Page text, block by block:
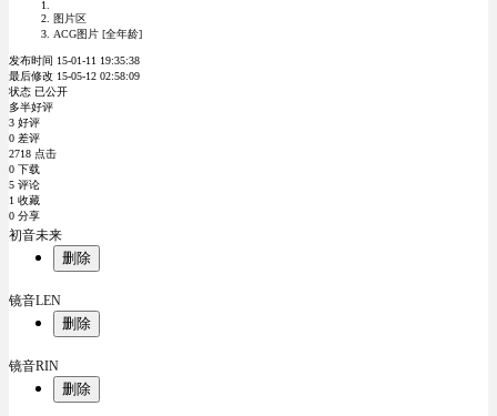
图片区
ACG图片 [全年龄]
发布时间 15-01-11 19:35:38
最后修改 15-05-12 02:58:09
状态 已公开
多半好评
3 好评
0 差评
2718 点击
0 下载
5 评论
1 收藏
0 分享
初音未来
删除
镜音LEN
删除
镜音RIN
删除